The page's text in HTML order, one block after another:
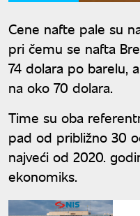
Cene nafte pale su
pri čemu se nafta
74 dolara po barelu,
na oko 70 dolara.
Time su oba
pad od približno 30
najveći od 2020.
ekonomiks.